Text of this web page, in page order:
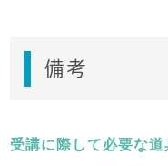
備考
受講に際して必要な